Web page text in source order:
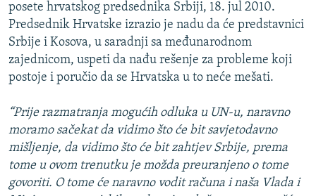
posete hrvatskog predsednika Srbiji, 18. jul 2010.
Predsednik Hrvatske izrazio je nadu da će predstavnici
Srbije i Kosova, u saradnji sa međunarodnom
zajednicom, uspeti da nađu rešenje za probleme koji
postoje i poručio da se Hrvatska u to neće mešati.
“Prije razmatranja mogućih odluka u UN-u, naravno
moramo sačekat da vidimo što će bit savjetodavno
mišljenje, da vidimo što će bit zahtjev Srbije, prema
tome u ovom trenutku je možda preuranjeno o tome
govoriti. O tome će naravno vodit računa i naša Vlada i